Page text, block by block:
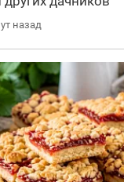
назад